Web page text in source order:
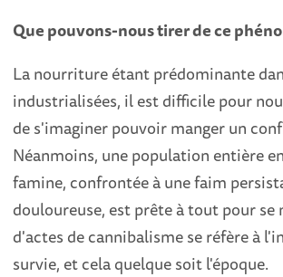
Que pouvons-nous tirer de ce
La nourriture étant prédominante
industrialisées, il est difficile pour
de s'imaginer pouvoir manger un
Néanmoins, une population entière
famine, confrontée à une faim
douloureuse, est prête à tout pour se
d'actes de cannibalisme se réfère à
survie, et cela quelque soit l'époque.